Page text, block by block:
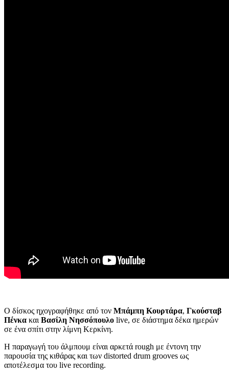
Ο δίσκος ηχογραφήθηκε από τον Μπάμπη Κουρτάρα, Γκούσταβ
Πένκα και Βασίλη Νησσόπουλο live, σε διάστημα δέκα ημερών
σε ένα σπίτι στην λίμνη Κερκίνη.
Η παραγωγή του άλμπουμ είναι αρκετά rough με έντονη την
παρουσία της κιθάρας και των distorted drum grooves ως
αποτέλεσμα του live recording.